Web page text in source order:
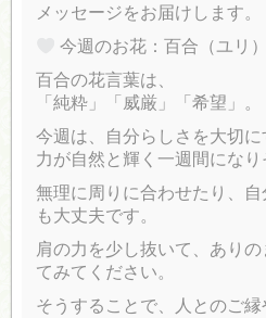
メッセージをお届けします。
今週のお花：百合（ユリ）
百合の花言葉は、
「純粋」「威厳」「希望」。
今週は、自分らしさを大切
力が自然と輝く一週間になり
無理に周りに合わせたり、
も大丈夫です。
肩の力を少し抜いて、あり
てみてください。
そうすることで、人とのご縁